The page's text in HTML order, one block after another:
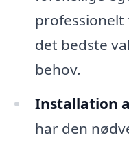
professionelt
det bedste
behov.
Installation
har den